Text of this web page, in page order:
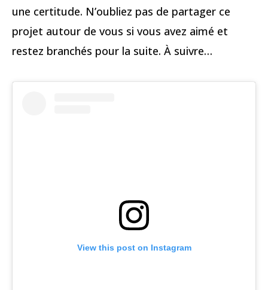
une certitude. N’oubliez pas de partager ce
projet autour de vous si vous avez aimé et
restez branchés pour la suite. À suivre…
View this post on Instagram